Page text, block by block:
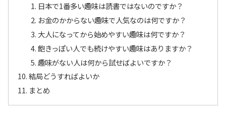
日本で1番多い趣味は読書ではないのですか？
お金のかからない趣味で人気なのは何ですか？
大人になってから始めやすい趣味は何ですか？
飽きっぽい人でも続けやすい趣味はありますか？
趣味がない人は何から試せばよいですか？
結局どうすればよいか
まとめ